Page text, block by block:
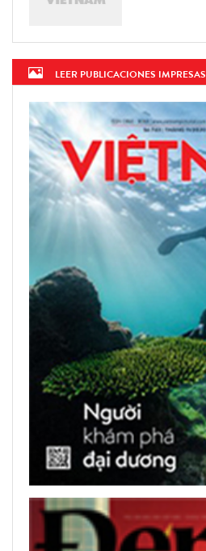
LEER PUBLICACIONES IMPRESAS